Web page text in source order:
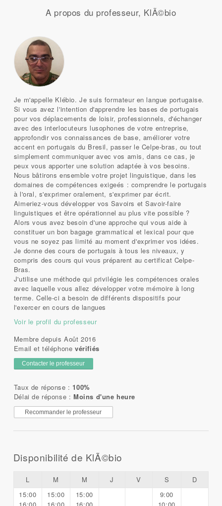
A propos du professeur, KlÃ©bio
Je m'appelle Klébio. Je suis formateur en langue portugaise.
Si vous avez l'intention d'apprendre les bases de portugais
pour vos déplacements de loisir, professionnels, d'échanger
avec des interlocuteurs lusophones de votre entreprise,
approfondir vos connaissances de base, améliorer votre
accent en portugais du Bresil, passer le Celpe-bras, ou tout
simplement communiquer avec vos amis, dans ce cas, je
peux vous apporter une solution adaptée à vos besoins.
Nous bâtirons ensemble votre projet linguistique, dans les
domaines de compétences exigeés : comprendre le portugais
à l'oral, s'exprimer oralement, s'exprimer par écrit.
Aimeriez-vous développer vos Savoirs et Savoir-faire
linguistiques et être opérationnel au plus vite possible ?
Alors vous avez besoin d'une approche qui vous aide à
constituer un bon bagage grammatical et lexical pour que
vous ne soyez pas limité au moment d'exprimer vos idées.
Je donne des cours de portugais à tous les niveaux, y
compris des cours qui vous préparent au certificat Celpe-
Bras.
J'utilise une méthode qui privilégie les compétences orales
avec laquelle vous allez développer votre mémoire à long
terme. Celle-ci a besoin de différents dispositifs pour
l'exercer en cours de langues
Voir le profil du professeur
Membre depuis Août 2016
Email et téléphone vérifiés
Contacter le professeur
Taux de réponse : 100%
Délai de réponse : Moins d'une heure
Recommander le professeur
Disponibilité de KlÃ©bio
L M M J V S
D
15:00
16:00
15:00
16:00
15:00
16:00
9:00
10:00